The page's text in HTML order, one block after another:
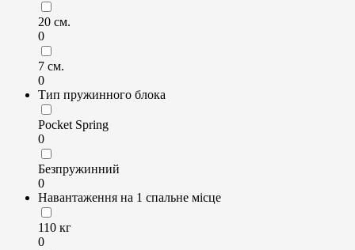
20 см.
0
7 см.
0
Тип пружинного блока
Pocket Spring
0
Безпружинний
0
Навантаження на 1 спальне місце
110 кг
0